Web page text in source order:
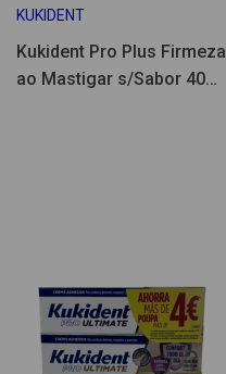
KUKIDENT
Kukident Pro Plus Firmeza
ao Mastigar s/Sabor 40g